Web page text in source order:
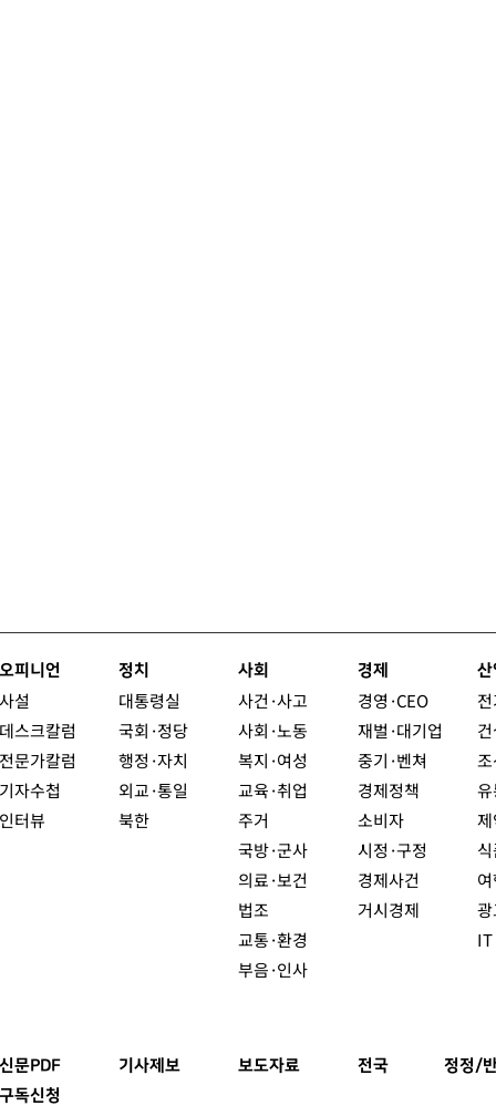
오피니언
사설
데스크칼럼
전문가칼럼
기자수첩
인터뷰
정치
대통령실
국회·정당
행정·자치
외교·통일
북한
사회
사건·사고
사회·노동
복지·여성
교육·취업
주거
국방·군사
의료·보건
법조
교통·환경
부음·인사
경제
경영·CEO
재벌·대기업
중기·벤쳐
경제정책
소비자
시정·구정
경제사건
거시경제
문PDF
독신청
기사제보 보도자료 전국 정정/